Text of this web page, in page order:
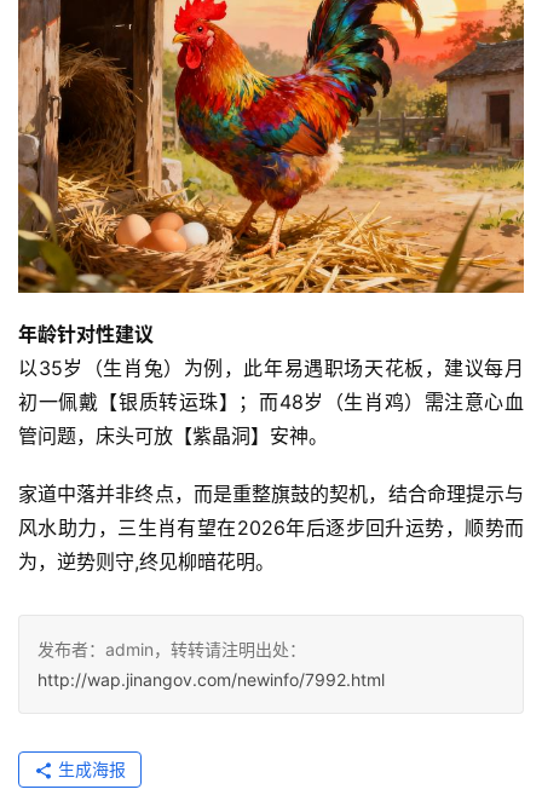
年龄针对性建议
以35岁（生肖兔）为例，此年易遇职场天花板，建议每月
初一佩戴【银质转运珠】；而48岁（生肖鸡）需注意心血
管问题，床头可放【紫晶洞】安神。
家道中落并非终点，而是重整旗鼓的契机，结合命理提示与
风水助力，三生肖有望在2026年后逐步回升运势，顺势而
为，逆势则守,终见柳暗花明。
发布者：admin，转转请注明出处：
http://wap.jinangov.com/newinfo/7992.html
生成海报